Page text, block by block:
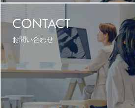
CONTACT
お問い合わせ